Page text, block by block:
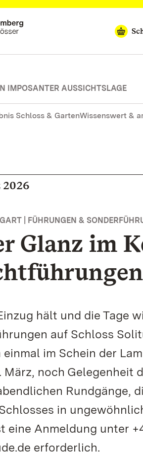
IMPOSANTER AUSSICHTSLAGE
Schloss & GartenWissenswert &
2026
| FÜHRUNGEN &
Glanz im
hält und die Tage
auf Schloss
im Schein der
März, noch Gelegenheit
Rundgänge,
in
eine Anmeldung unter
erforderlich.